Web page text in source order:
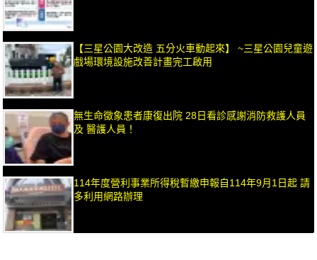
【三星公園大改造 五分火車動起來】 ~三星公園兒童遊
戲場環境設施改善計畫完工啟用
無生命徵象患者康復出院 28日看診感謝消防救護人員
及 醫護人員！
114年度營利事業所得稅暫繳申報自114年9月1日起 請
多利用網路辦理